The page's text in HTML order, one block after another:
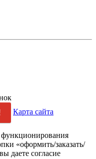
Карта сайта
«оформить/заказать/
вы даете согласие